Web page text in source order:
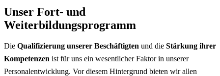
Unser Fort- und
Weiterbildungsprogramm
Die Qualifizierung unserer Beschäftigten und die Stärkung ihrer
Kompetenzen ist für uns ein wesentlicher Faktor in unserer
Personalentwicklung. Vor diesem Hintergrund bieten wir allen